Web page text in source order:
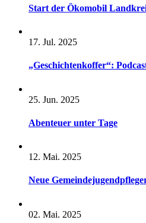
Start der Ökomobil
17. Jul. 2025
„Geschichtenkoffer“:
25. Jun. 2025
Abenteuer unter Tage
12. Mai. 2025
Neue
02. Mai. 2025